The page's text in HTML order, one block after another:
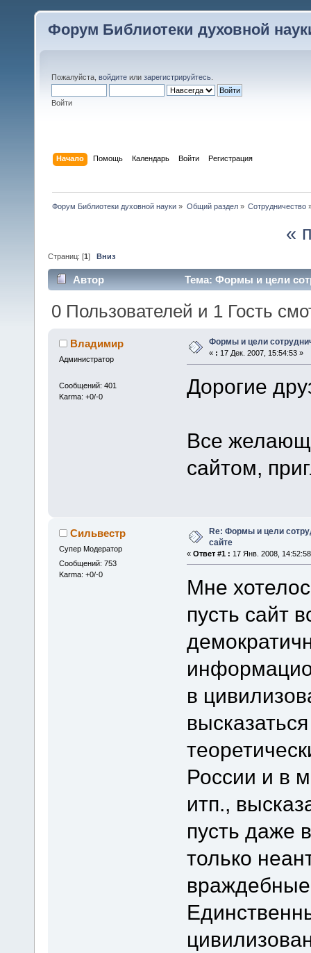
Форум Библиотеки духовной
Пожалуйста, войдите или зарегистрируйтесь
Войти
Начало Помощь Календарь Войти Регистрация
Форум Библиотеки духовной науки » Общий раздел» Сотрудничество
«
Страниц: [1 ] Вниз
Автор Тема: Формы и цели
0 Пользователей и 1 Гость
Владимир
Администратор
Сообщений: 401
Karma: +0/-0
Формы и цели
« : 17 Дек. 2007, 15:54:53 »
Дорогие
Все
сайтом,
Сильвестр
Супер Модератор
Сообщений: 753
Karma: +0/-0
Re: Формы и цели
сайте
« Ответ #1 : 17 Янв. 2008,
Мне
пусть сайт
в
России и в
итп.,
пусть даже
только